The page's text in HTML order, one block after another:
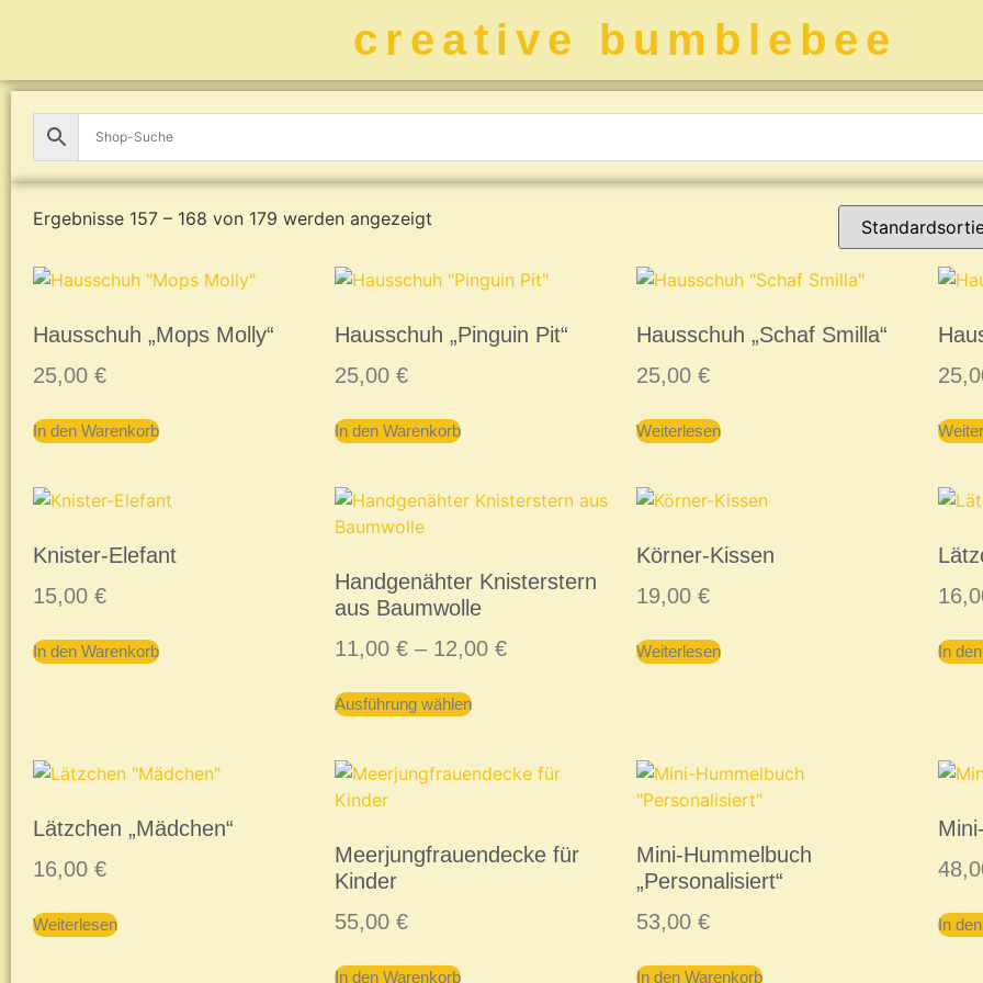
creative bumblebee
Ergebnisse 157 – 168 von 179 werden angezeigt
Hausschuh „Mops Molly“
25,00 €
In den Warenkorb
Hausschuh „Pinguin Pit“
25,00 €
In den Warenkorb
Hausschuh „Schaf Smilla“
25,00 €
Weiterlesen
Knister-Elefant
15,00 €
In den Warenkorb
Handgenähter Knisterstern
aus Baumwolle
11,00 € – 12,00 €
Ausführung wählen
Körner-Kissen
19,00 €
Weiterlesen In
Lätzchen „Mädchen“
16,00 €
Weiterlesen
Meerjungfrauendecke für
Kinder
55,00 €
In den Warenkorb
Mini-Hummelbuch
„Personalisiert“
53,00 €
In den Warenkorb
In